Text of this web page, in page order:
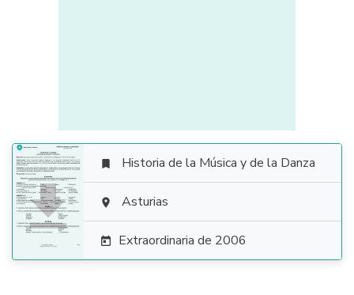

 Historia de la Música y de la Danza
 Asturias
 Extraordinaria de 2006